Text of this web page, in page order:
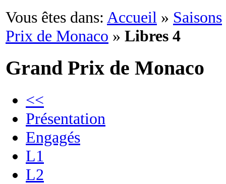
Vous êtes dans: Accueil » Saisons
Prix de Monaco » Libres 4
Grand Prix de Monaco
<<
Présentation
Engagés
L1
L2